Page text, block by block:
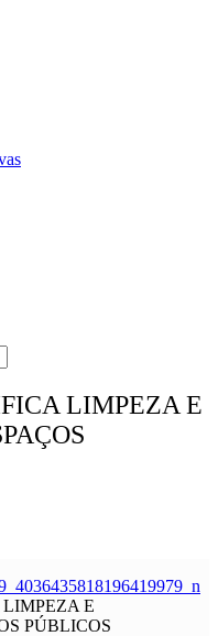
LIMPEZA E
E
PÚBLICOS